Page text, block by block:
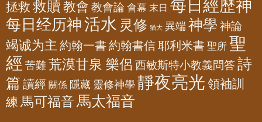
拯救 救贖 教會 教會論 會幕 末日 每日經歷神
每日经历神活水 灵修 猶大 異端 神學 神論
竭诚为主 約翰一書 約翰書信耶利米書 聖所 聖
經 苦難 荒漠甘泉 樂侶 西敏斯特小教義問答詩
篇 讀經 關係 隱藏 靈修神學 靜夜亮光 領袖訓
練 馬可福音 馬太福音